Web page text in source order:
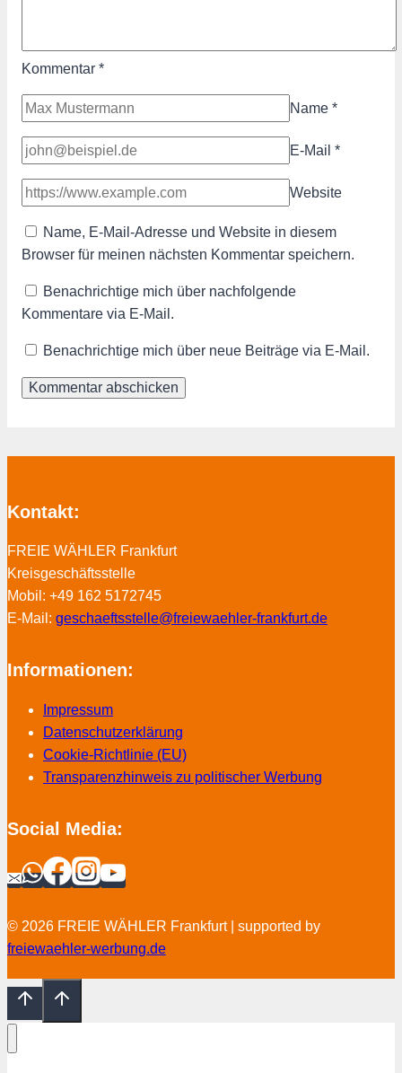
Kommentar *
Name *
E-Mail *
Website
Name, E-Mail-Adresse und Website in diesem
Browser für meinen nächsten Kommentar speichern.
Benachrichtige mich über nachfolgende
Kommentare via E-Mail.
Benachrichtige mich über neue Beiträge via E-Mail.
Kontakt:
FREIE WÄHLER Frankfurt
Kreisgeschäftsstelle
Mobil: +49 162 5172745
E-Mail: geschaeftsstelle@freiewaehler-frankfurt.de
Informationen:
Impressum
Datenschutzerklärung
Cookie-Richtlinie (EU)
Transparenzhinweis zu politischer Werbung
Social Media:
© 2026 FREIE WÄHLER Frankfurt | supported by
freiewaehler-werbung.de